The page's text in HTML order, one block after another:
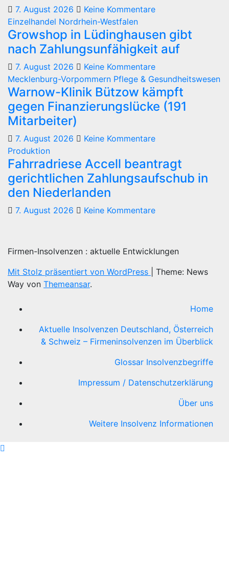
7. August 2026
Keine Kommentare
Einzelhandel Nordrhein-Westfalen
Growshop in Lüdinghausen gibt
nach Zahlungsunfähigkeit auf
7. August 2026
Keine Kommentare
Mecklenburg-Vorpommern Pflege & Gesundheitswesen
Warnow-Klinik Bützow kämpft
gegen Finanzierungslücke (191
Mitarbeiter)
7. August 2026
Keine Kommentare
Produktion
Fahrradriese Accell beantragt
gerichtlichen Zahlungsaufschub in
den Niederlanden
7. August 2026 Keine Kommentare
Firmen-Insolvenzen : aktuelle Entwicklungen
Mit Stolz präsentiert von WordPress
Theme: News
Way von Themeansar.
Home
Aktuelle Insolvenzen Deutschland, Österreich
& Schweiz – Firmeninsolvenzen im Überblick
Glossar Insolvenzbegriffe
Impressum / Datenschutzerklärung
Über uns
Weitere Insolvenz Informationen